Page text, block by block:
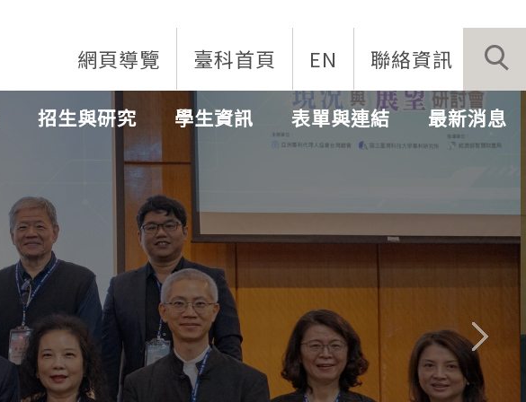
網頁導覽 臺科首頁 EN 聯絡資訊
招生與研究 學生資訊 表單與連結 最新消息